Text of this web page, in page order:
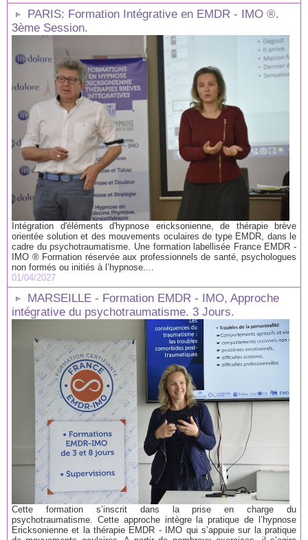
PARIS: Formation Intégrative en EMDR - IMO ®.
3ème Session.
Intégration d'éléments d'hypnose ericksonienne, de thérapie brève
orientée solution et des mouvements oculaires de type EMDR, dans le
cadre du psychotraumatisme. Une formation labellisée France EMDR -
IMO ® Formation réservée aux professionnels de santé, psychologues
non formés ou initiés à l’hypnose....
01/04/2027
MARSEILLE - Formation EMDR - IMO, Approche
intégrative du psychotraumatisme. 3 Jours.
Cette formation s’inscrit dans la prise en charge du
psychotraumatisme. Cette approche intègre la pratique de l’hypnose
Ericksonienne et la thérapie EMDR - IMO qui s’appuie sur la pratique